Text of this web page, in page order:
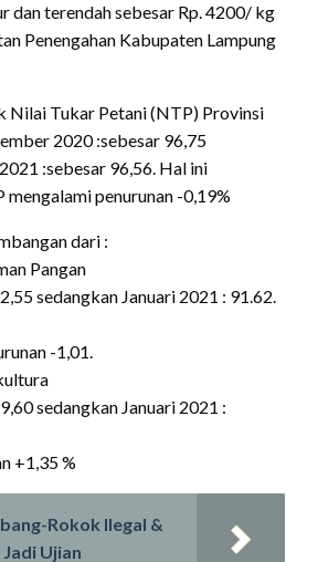
dan terendah sebesar Rp. 4200/ kg
Penengahan Kabupaten Lampung
Nilai Tukar Petani (NTP) Provinsi
2020 :sebesar 96,75
:sebesar 96,56. Hal ini
penurunan -0,19%
dari :
Pangan
sedangkan Januari 2021 : 91.62.
-1,01.
sedangkan Januari 2021 :
+1,35 %
Rokok Ilegal &
Ujian